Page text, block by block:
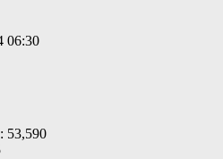
06:30
53,590